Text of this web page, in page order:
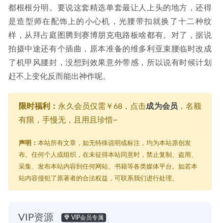
都根根分明。要说这套精选单套最让人上头的地方，还得
是造型师在配饰上的小心机，光腰带扣就换了十二种纹
样，从拜占庭图腾到赛博朋克电路板啥都有。对了，据说
拍摄中途还有个插曲，原本准备的维多利亚束腰临时改成
了机甲风腰封，没想到效果意外带感，所以说有时候计划
赶不上变化反而能出神作呢。
限时福利： 永久会员仅需￥68，点击成为会员 ，名额
有限，手慢无，且用且珍惜~
声明： 本站所有文章，如无特殊说明或标注，均为本站原创发
布。任何个人或组织，在未征得本站同意时，禁止复制、盗用、
采集、发布本站内容到任何网站、书籍等各类媒体平台。如若本
站内容侵犯了原著者的合法权益，可联系我们进行处理。
VIP资源 VIP会员专属